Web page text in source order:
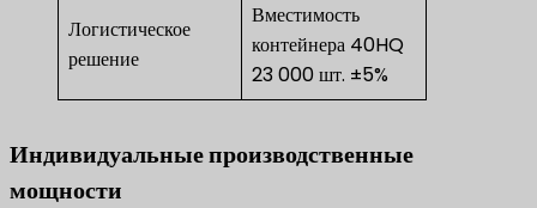
Логистическое
решение
Вместимость
контейнера 40HQ
23 000 шт. ±5%
Индивидуальные производственные
мощности